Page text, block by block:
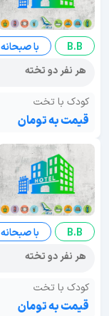
B.B
با صبحانه
هر نفر دو تخته
کودک با تخت
قیمت به تومان
B.B
با صبحانه
هر نفر دو تخته
کودک با تخت
قیمت به تومان